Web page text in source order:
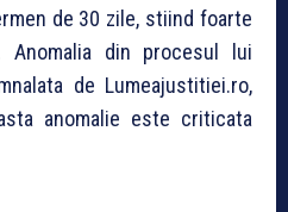
de 30 zile, stiind foarte
Anomalia din procesul lui
de Lumeajustitiei.ro,
anomalie este criticata